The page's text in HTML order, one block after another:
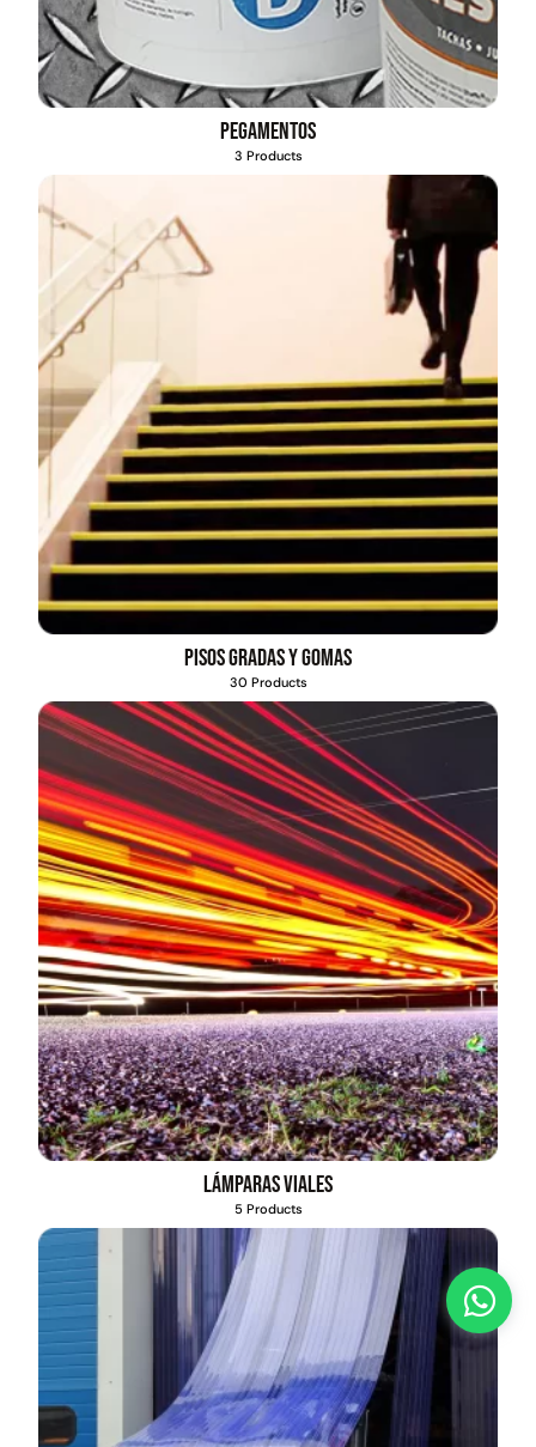
Pegamentos
3 Products
Pisos gradas y gomas
30 Products
Lámparas viales
5 Products